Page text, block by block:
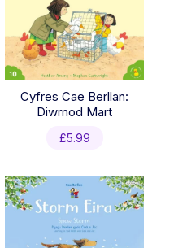
Cyfres Cae Berllan:
Diwrnod Mart
£5.99